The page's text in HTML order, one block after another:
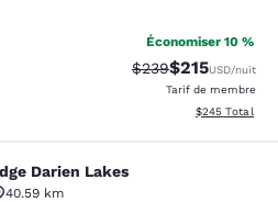
Économiser 10 %
Tarif barré :
$239Tarif réduit :
$215USD/nuit
Tarif de membre
Afficher les
$245 Total
Lakes
Darien Lakes
40.59 km